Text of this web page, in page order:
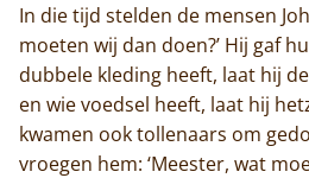
In die tijd stelden de mensen
moeten wij dan doen?’ Hij gaf
dubbele kleding heeft, laat hij
en wie voedsel heeft, laat hij
kwamen ook tollenaars om
vroegen hem: ‘Meester, wat